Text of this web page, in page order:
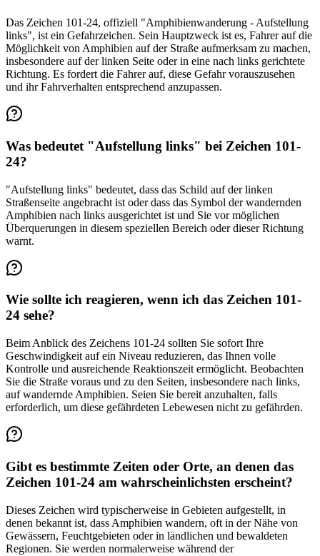
Das Zeichen 101-24, offiziell "Amphibienwanderung - Aufstellung
links", ist ein Gefahrzeichen. Sein Hauptzweck ist es, Fahrer auf die
Möglichkeit von Amphibien auf der Straße aufmerksam zu machen,
insbesondere auf der linken Seite oder in eine nach links gerichtete
Richtung. Es fordert die Fahrer auf, diese Gefahr vorauszusehen
und ihr Fahrverhalten entsprechend anzupassen.
Was bedeutet "Aufstellung links" bei Zeichen 101-
24?
"Aufstellung links" bedeutet, dass das Schild auf der linken
Straßenseite angebracht ist oder dass das Symbol der wandernden
Amphibien nach links ausgerichtet ist und Sie vor möglichen
Überquerungen in diesem speziellen Bereich oder dieser Richtung
warnt.
Wie sollte ich reagieren, wenn ich das Zeichen 101-
24 sehe?
Beim Anblick des Zeichens 101-24 sollten Sie sofort Ihre
Geschwindigkeit auf ein Niveau reduzieren, das Ihnen volle
Kontrolle und ausreichende Reaktionszeit ermöglicht. Beobachten
Sie die Straße voraus und zu den Seiten, insbesondere nach links,
auf wandernde Amphibien. Seien Sie bereit anzuhalten, falls
erforderlich, um diese gefährdeten Lebewesen nicht zu gefährden.
Gibt es bestimmte Zeiten oder Orte, an denen das
Zeichen 101-24 am wahrscheinlichsten erscheint?
Dieses Zeichen wird typischerweise in Gebieten aufgestellt, in
denen bekannt ist, dass Amphibien wandern, oft in der Nähe von
Gewässern, Feuchtgebieten oder in ländlichen und bewaldeten
Regionen. Sie werden normalerweise während der